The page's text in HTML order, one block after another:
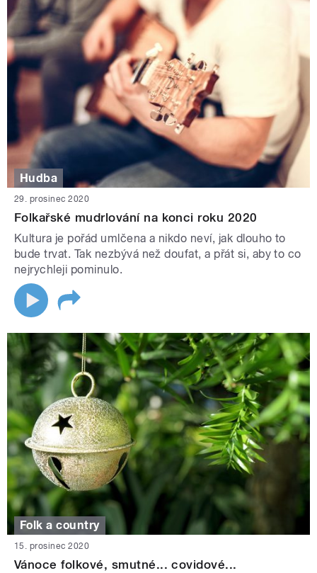
Hudba
29. prosinec 2020
Folkařské mudrlování na konci roku 2020
Kultura je pořád umlčena a nikdo neví, jak dlouho to
bude trvat. Tak nezbývá než doufat, a přát si, aby to co
nejrychleji pominulo.
Folk a country
15. prosinec 2020
Vánoce folkové, smutné... covidové...